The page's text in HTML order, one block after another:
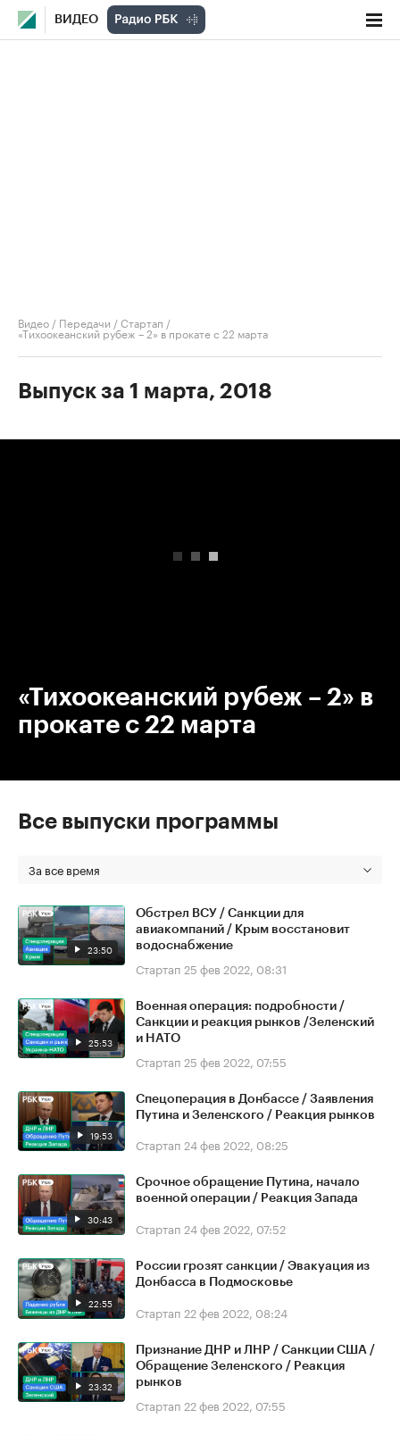
ВИДЕО
Видео / Передачи /Стартап /
«Тихоокеанский рубеж – 2» в прокате с 22 марта
Выпуск за 1 марта, 2018
«Тихоокеанский рубеж – 2» в
прокате с 22 марта
Все выпуски программы
За все время
23:50
Обстрел ВСУ / Санкции для
авиакомпаний / Крым восстановит
водоснабжение
Стартап 25 фев 2022, 08:31
25:53
Военная операция: подробности /
Санкции и реакция рынков /Зеленский
и НАТО
Стартап 25 фев 2022, 07:55
19:53
Спецоперация в Донбассе / Заявления
Путина и Зеленского / Реакция рынков
Стартап 24 фев 2022, 08:25
30:43
Срочное обращение Путина, начало
военной операции / Реакция Запада
Стартап 24 фев 2022, 07:52
22:55
России грозят санкции / Эвакуация из
Донбасса в Подмосковье
Стартап 22 фев 2022, 08:24
23:32
Признание ДНР и ЛНР / Санкции США /
Обращение Зеленского / Реакция
рынков
Стартап 22 фев 2022, 07:55